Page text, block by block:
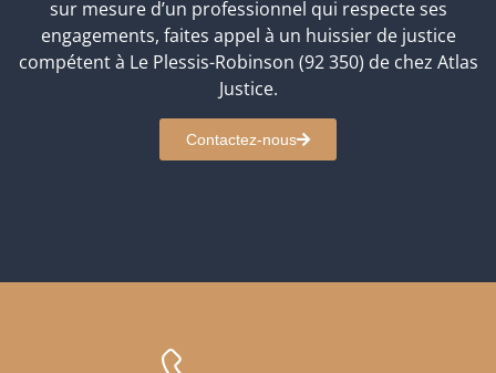
sur mesure d’un professionnel qui respecte ses
engagements, faites appel à un huissier de justice
compétent à Le Plessis-Robinson (92 350) de chez Atlas
Justice.
Contactez-nous